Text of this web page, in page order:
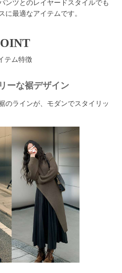
ンツとのレイヤードスタイルでも
に最適なアイテムです。
テム特徴
ーな裾デザイン
のラインが、モダンでスタイリッ